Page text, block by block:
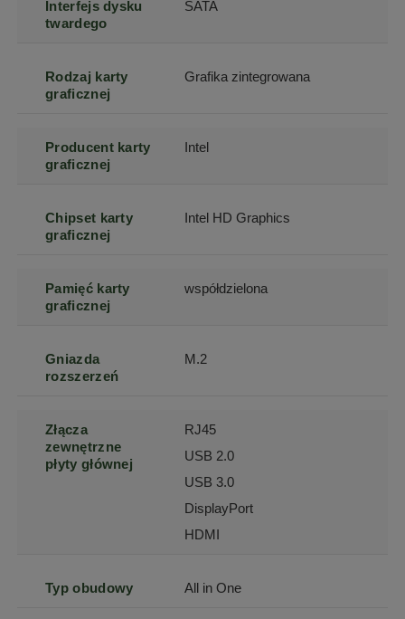
Interfejs dysku
twardego
SATA
Rodzaj karty
graficznej
Grafika zintegrowana
Producent karty
graficznej
Intel
Chipset karty
graficznej
Intel HD Graphics
Pamięć karty
graficznej
współdzielona
Gniazda
rozszerzeń
M.2
Złącza
zewnętrzne
płyty głównej
RJ45
USB 2.0
USB 3.0
DisplayPort
HDMI
Typ obudowy All in One